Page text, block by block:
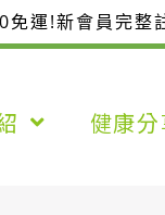
免運!新會員完整
健康分
入您的購物車